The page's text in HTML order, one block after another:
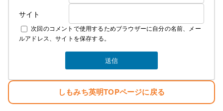
サイト
次回のコメントで使用するためブラウザーに自分の名前、メー
ルアドレス、サイトを保存する。
しもみち英明TOPページに戻る